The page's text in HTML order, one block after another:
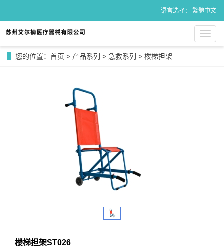
语言选择： 繁體中文
导
航
您的位置： 首页 > 产品系列 > 急救系列 > 楼梯担架
楼梯担架ST026